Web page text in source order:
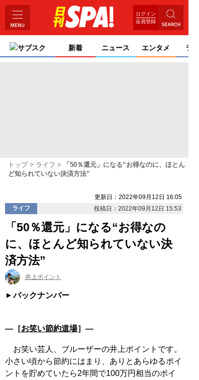
ログイン
会員登録
サブスク 新着 ニュース エンタメ ライ
トップ ライフ
「50％還元」になる“お得なのに、ほとん
ど知られていない決済方法”
更新日：2022年09月12日 16:05
ライフ
投稿日：2022年09月12日 15:53
「50％還元」になる“お得なの
に、ほとんど知られていない決
済方法”
井上ポイント
バックナンバー
―［お笑い節約道場］―
お笑い芸人、ブルーザーの井上ポイントです。
小さい頃から節約にはまり、ありとあらゆるポイ
ントを貯めていたら2年間で100万円相当のポイ